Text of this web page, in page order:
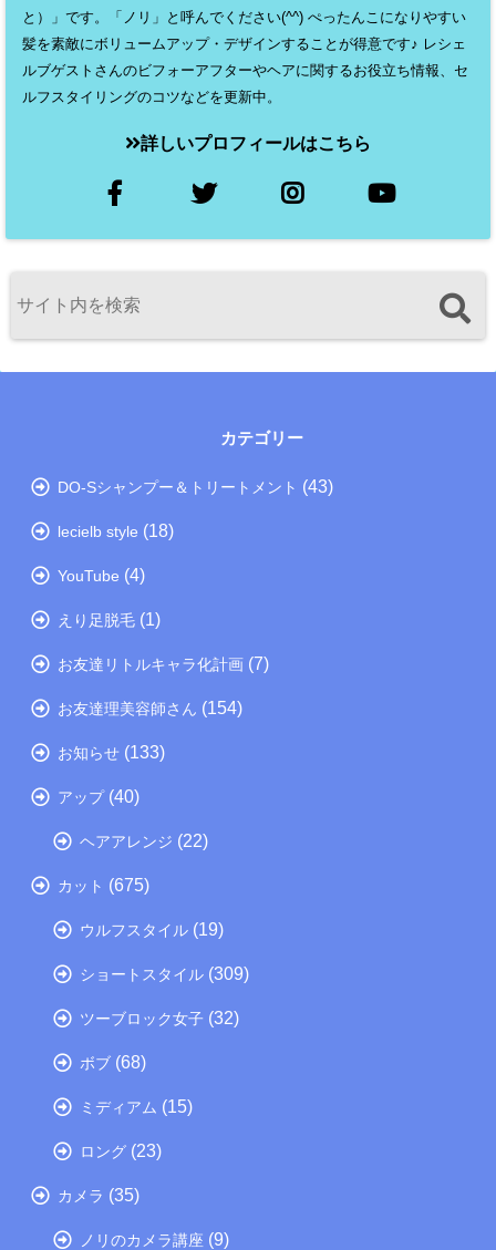
と）」です。「ノリ」と呼んでください(^^) ぺったんこになりやすい
髪を素敵にボリュームアップ・デザインすることが得意です♪ レシェ
ルブゲストさんのビフォーアフターやヘアに関するお役立ち情報、セ
ルフスタイリングのコツなどを更新中。
詳しいプロフィールはこちら
カテゴリー
DO-Sシャンプー＆トリートメント (43)
lecielb style (18)
YouTube (4)
えり足脱毛 (1)
お友達リトルキャラ化計画 (7)
お友達理美容師さん (154)
お知らせ (133)
アップ(40)
ヘアアレンジ (22)
カット (675)
ウルフスタイル (19)
ショートスタイル (309)
ツーブロック女子 (32)
ボブ (68)
ミディアム (15)
ロング (23)
カメラ (35)
ノリのカメラ講座 (9)